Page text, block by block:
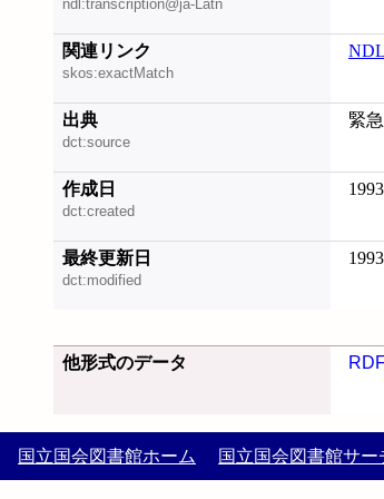
ndl:transcription@ja-Latn
関連リンク
skos:exactMatch
出典
dct:source
緊
作成日
dct:created
最終更新日
dct:modified
他形式のデータ
国立国会図書館ホーム 国立国会図書館サー